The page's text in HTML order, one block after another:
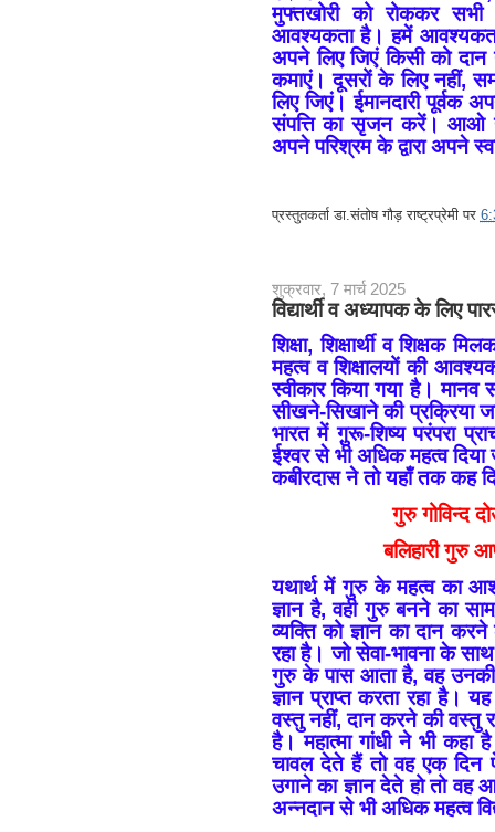
मुफ्तखोरी को रोककर
आवश्यकता है। हमें
अपने लिए जिएं किसी को
कमाएं। दूसरों के लिए नहीं,
लिए जिएं। ईमानदारी
संपत्ति का सृजन करें। आओ
अपने परिश्रम के द्वारा अपने
प्रस्तुतकर्ताडा.संतोष गौड़ राष्ट्रप्रेमी पर
शुक्रवार, 7 मार्च 2025
विद्यार्थी व अध्यापक के लिए
शिक्षा, शिक्षार्थी व शिक्षक
महत्व व शिक्षालयों की
स्वीकार किया गया है।
सीखने-सिखाने की प्रक्रिया
भारत में गु़रू-शिष्य परंपरा
ईश्वर से भी अधिक महत्व दिया
कबीरदास ने तो यहाँ तक कह
गुरु गोविन्द
बलिहारी गुरु
यथार्थ में गुरु के महत्व का
ज्ञान है, वही गुरु बनने का
व्यक्ति को ज्ञान का दान करने
रहा है। जो सेवा-भावना के
गुरु के पास आता है, वह उनकी
ज्ञान प्राप्त करता रहा है।
वस्तु नहीं, दान करने की वस्तु
है। महात्मा गांधी ने भी
चावल देते हैं तो वह एक दिन
उगाने का ज्ञान देते हो तो वह
अन्नदान से भी अधिक महत्व